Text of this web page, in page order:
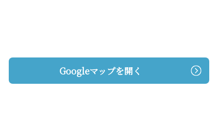
Googleマップを開く